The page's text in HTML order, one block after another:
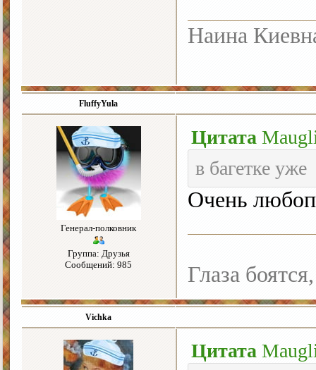
Наина
FluffyYula
Генерал-полковник
Группа: Друзья
Сообщений: 985
Цитата
в багетке уже
Очень
Глаза
Vichka
Цитата